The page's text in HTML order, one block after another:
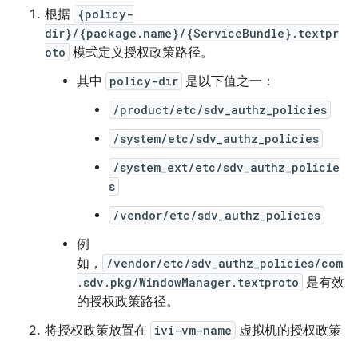
根据 {policy-
dir}/{package.name}/{ServiceBundle}.textpr
oto 模式定义授权政策路径。
其中
policy-dir 是以下值之一：
/product/etc/sdv_authz_policies
/system/etc/sdv_authz_policies
/system_ext/etc/sdv_authz_policie
s
/vendor/etc/sdv_authz_policies
例
如，
/vendor/etc/sdv_authz_policies/com
.sdv.pkg/WindowManager.textproto 是有效
的授权政策路径。
将授权政策放置在 ivi-vm-name 虚拟机的授权政策